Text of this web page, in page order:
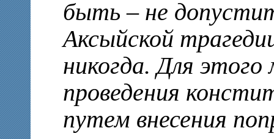
быть – не
Аксыйской
никогда. Для
проведения
путем внесения